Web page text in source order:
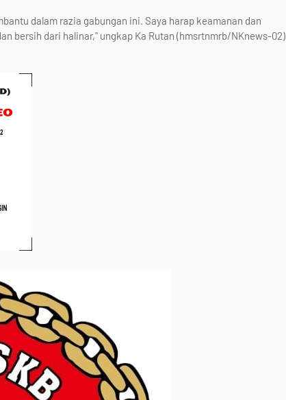
dalam razia gabungan ini. Saya harap keamanan dan
bersih dari halinar," ungkap Ka Rutan (hmsrtnmrb/NKnews-02)